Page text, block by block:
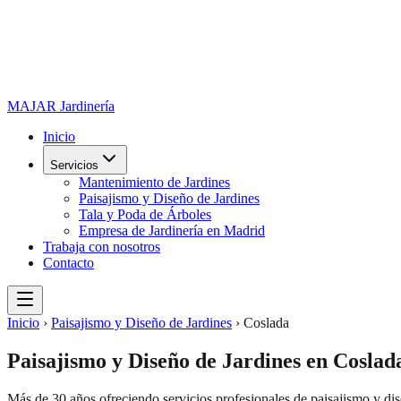
MAJAR Jardinería
Inicio
Servicios
Mantenimiento de Jardines
Paisajismo y Diseño de Jardines
Tala y Poda de Árboles
Empresa de Jardinería en Madrid
Trabaja con nosotros
Contacto
Inicio › Paisajismo y Diseño de Jardines › Coslada
Paisajismo y Diseño de Jardines en